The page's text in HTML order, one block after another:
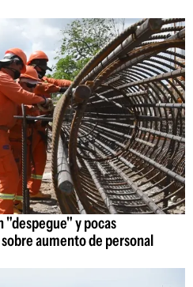
"despegue" y pocas
aumento de personal